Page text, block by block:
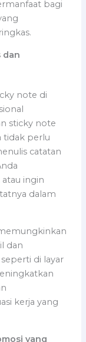
bagi
dan
note di
sticky note
tidak perlu
catatan
ingin
dalam
dan
di layar
kerja yang
yang